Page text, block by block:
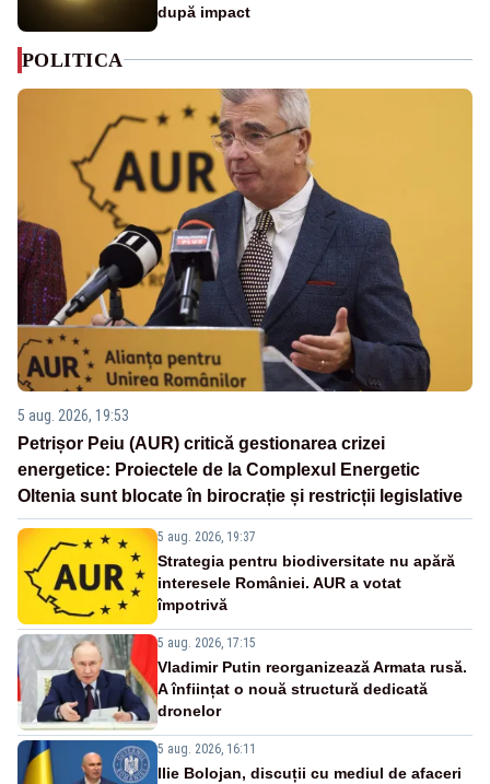
după impact
POLITICA
5 aug. 2026, 19:53
Petrișor Peiu (AUR) critică gestionarea crizei
energetice: Proiectele de la Complexul Energetic
Oltenia sunt blocate în birocrație și restricții legislative
5 aug. 2026, 19:37
Strategia pentru biodiversitate nu apără
interesele României. AUR a votat
împotrivă
5 aug. 2026, 17:15
Vladimir Putin reorganizează Armata rusă.
A înființat o nouă structură dedicată
dronelor
5 aug. 2026, 16:11
Ilie Bolojan, discuții cu mediul de afaceri